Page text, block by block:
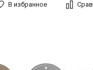
В избранное